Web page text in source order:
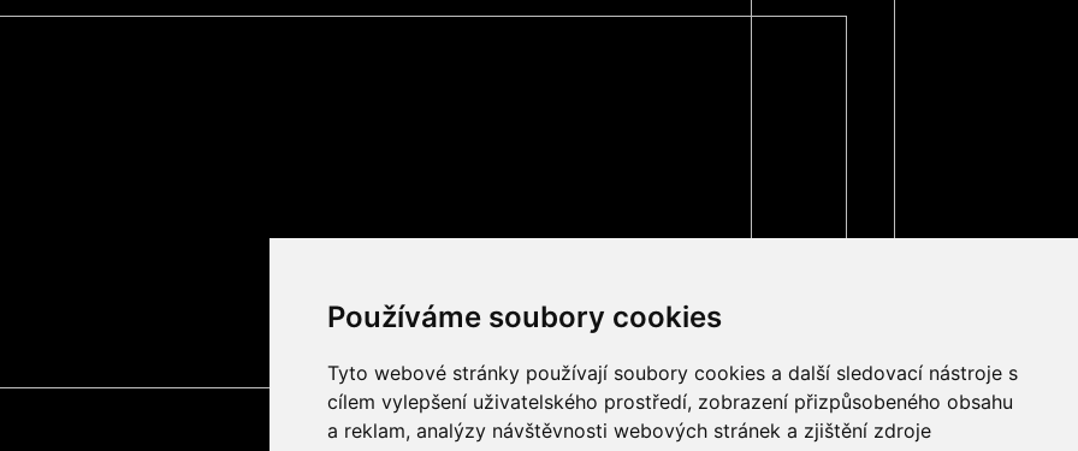
Používáme soubory cookies
Tyto webové stránky používají soubory cookies a další sledovací nástroje s
cílem vylepšení uživatelského prostředí, zobrazení přizpůsobeného obsahu
a reklam, analýzy návštěvnosti webových stránek a zjištění zdroje